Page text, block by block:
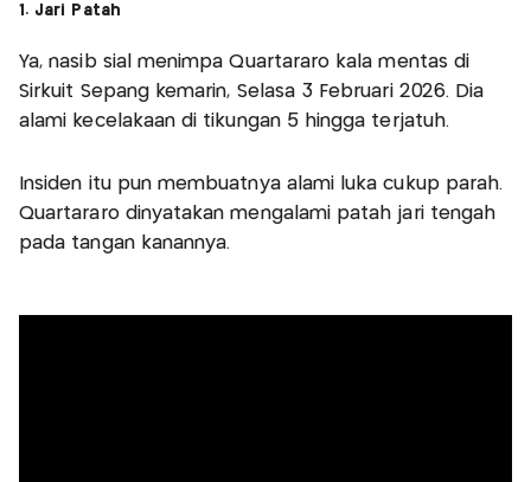
1. Jari Patah
Ya, nasib sial menimpa Quartararo kala mentas di
Sirkuit Sepang kemarin, Selasa 3 Februari 2026. Dia
alami kecelakaan di tikungan 5 hingga terjatuh.
Insiden itu pun membuatnya alami luka cukup parah.
Quartararo dinyatakan mengalami patah jari tengah
pada tangan kanannya.